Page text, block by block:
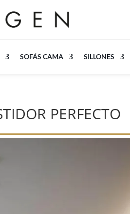
SOFÁS CAMA SILLONES
PERFECTO